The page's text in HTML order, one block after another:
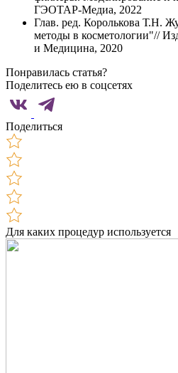
ГЭОТАР-Медиа, 2022
Глав. ред. Королькова Т.Н.
методы в косметологии"//
и Медицина, 2020
Понравилась статья?
Поделитесь ею в соцсетях
Поделиться
Для каких процедур используется